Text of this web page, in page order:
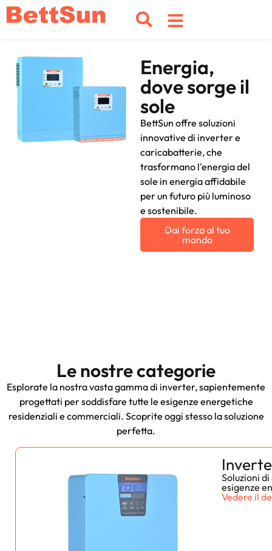
Energia,
dove sorge il
sole
BettSun offre soluzioni
innovative di inverter e
caricabatterie, che
trasformano l'energia del
sole in energia affidabile
per un futuro più luminoso
e sostenibile.
Dai forza al tuo
mondo
Le nostre categorie
Esplorate la nostra vasta gamma di inverter, sapientemente
progettati per soddisfare tutte le esigenze energetiche
residenziali e commerciali. Scoprite oggi stesso la soluzione
perfetta.
Soluzioni
esigenze
Vedere il